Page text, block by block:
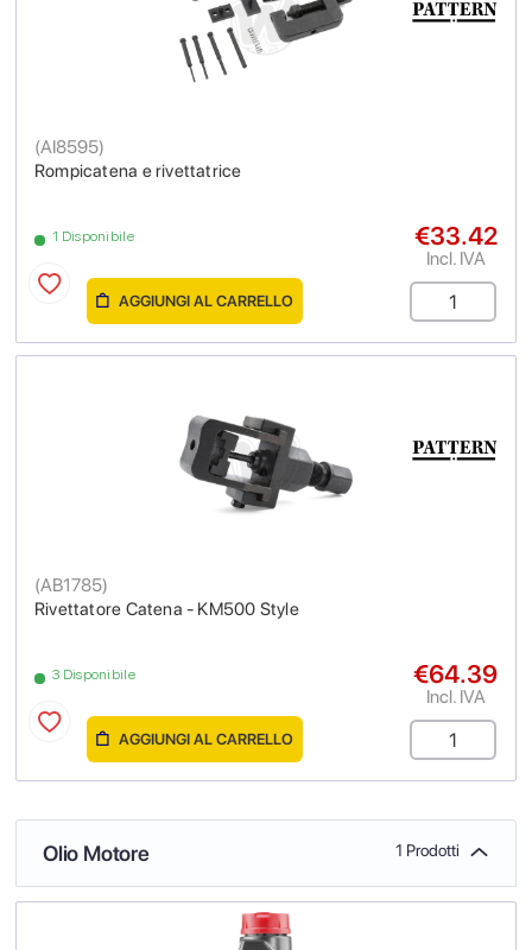
Rompicatena e rivettatrice
(AI8595)
1 Disponibile €33.42
Incl. IVA
AGGIUNGI AL CARRELLO
Rivettatore Catena - KM500 Style
(AB1785)
3 Disponibile €64.39
Incl. IVA
AGGIUNGI AL CARRELLO
Olio Motore 1 Prodotti